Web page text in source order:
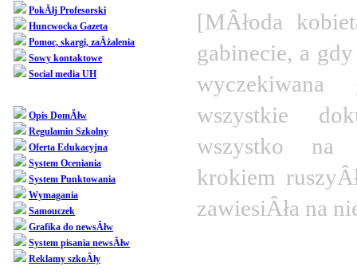
PokĂłj Profesorski
Huncwocka Gazeta
Pomoc, skargi, zaÂżalenia
Sowy kontaktowe
Social media UH
Opis DomĂłw
Regulamin Szkolny
Oferta Edukacyjna
System Oceniania
System Punktowania
Wymagania
Samouczek
Grafika do newsĂłw
System pisania newsĂłw
Reklamy szkoÂły
[MÂłoda
gabinecie, a
wyczekiwana
wszystkie
wszystko na
krokiem
zawiesiÂła na